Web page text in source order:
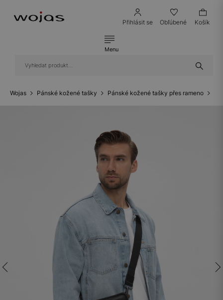
Přihlásit se Obľúbené Košík
Menu
Wojas Pánské kožené tašky Pánské kožené tašky přes rameno